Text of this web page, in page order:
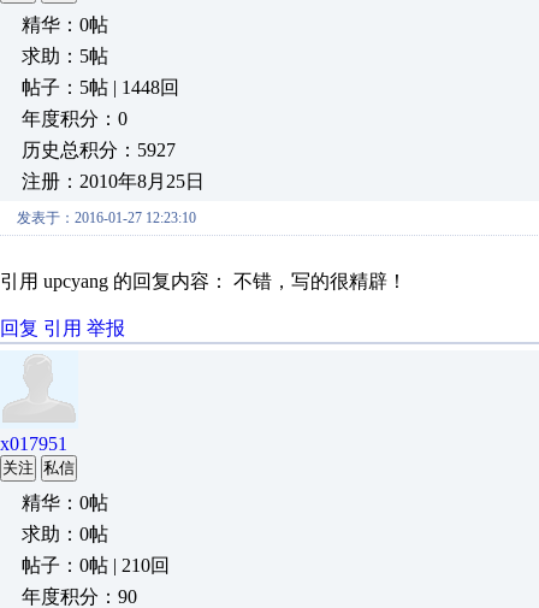
精华：0帖
求助：5帖
帖子：5帖 | 1448回
年度积分：0
历史总积分：5927
注册：2010年8月25日
发表于：2016-01-27 12:23:10
引用 upcyang 的回复内容： 不错，写的很精辟！
回复 引用 举报
x017951
关注 私信
精华：0帖
求助：0帖
帖子：0帖 | 210回
年度积分：90